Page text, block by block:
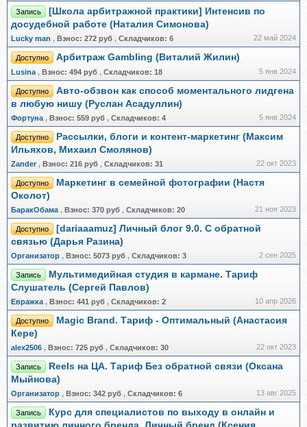
Запись
[Школа арбитражной практики] Интенсив по
досудебной работе (Наталия Симонова)
Lucky man , Взнос: 272 руб , Складчиков: 6 22 май 2024
Доступно Арбитраж Gambling (Виталий Жилин)
Lusina , Взнос: 494 руб , Складчиков: 18 5 янв 2024
Доступно
Авто-обзвон как способ моментального лидгена
в любую нишу (Руслан Асадуллин)
Фортуна , Взнос: 559 руб , Складчиков: 4 5 янв 2024
Доступно
Рассылки, блоги и контент-маркетинг (Максим
Ильяхов, Михаил Смолянов)
Zander, Взнос: 216 руб , Складчиков: 31 22 окт 2023
Доступно
Маркетинг в семейной фотографии (Настя
Околот)
БаракОбама , Взнос: 370 руб , Складчиков: 20 21 ноя 2023
Доступно
[dariaaamuz] Личный блог 9.0. С обратной
связью (Дарья Разина)
Организатор , Взнос: 5073 руб , Складчиков: 3 2 сен 2025
Запись
Мультимедийная студия в кармане. Тариф
Слушатель (Сергей Павлов)
Евражкa , Взнос: 441 руб , Складчиков: 2 10 апр 2026
Доступно
Magic Brand. Тариф - Оптимальный (Анастасия
Кере)
alex2506 , Взнос: 725 руб , Складчиков: 30 22 окт 2023
Запись
Reels на ЦА. Тариф Без обратной связи (Оксана
Мыйнова)
Организатор , Взнос: 342 руб , Складчиков: 6 13 авг 2025
Запись
Курс для специалистов по выходу в онлайн и